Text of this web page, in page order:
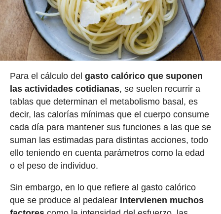
Para el cálculo del gasto calórico que suponen
las actividades cotidianas, se suelen recurrir a
tablas que determinan el metabolismo basal, es
decir, las calorías mínimas que el cuerpo consume
cada día para mantener sus funciones a las que se
suman las estimadas para distintas acciones, todo
ello teniendo en cuenta parámetros como la edad
o el peso de individuo.
Sin embargo, en lo que refiere al gasto calórico
que se produce al pedalear intervienen muchos